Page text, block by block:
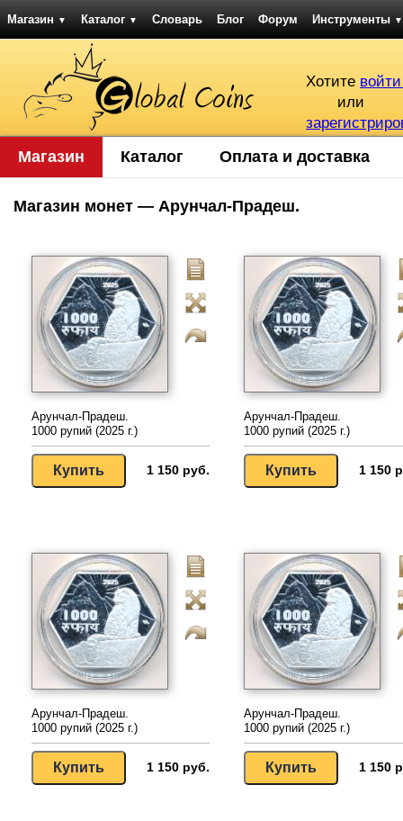
Магазин ▼ Каталог ▼ Словарь Блог Форум Инструменты ▼
Хотите
или
Магазин Каталог Оплата и доставка
Магазин монет — Арунчал-Прадеш.
Арунчал-Прадеш.
1000 рупий (2025 г.)
1 150 руб.
Арунчал-Прадеш.
1000 рупий (2025 г.)
1 150
Арунчал-Прадеш.
1000 рупий (2025 г.)
1 150 руб.
Арунчал-Прадеш.
1000 рупий (2025 г.)
1 150